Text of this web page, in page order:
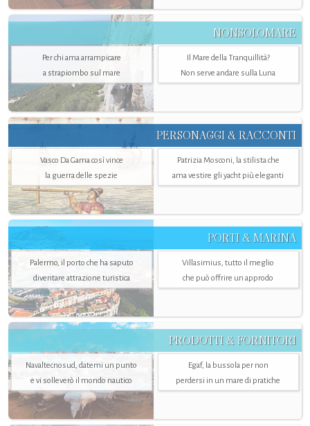
NONSOLOMARE
Per chi ama arrampicare
a strapiombo sul mare
Il Mare della Tranquillità?
Non serve andare sulla Luna
PERSONAGGI & RACCONTI
Vasco Da Gama così vince
la guerra delle spezie
Patrizia Mosconi, la stilista che
ama vestire gli yacht più eleganti
PORTI & MARINA
Palermo, il porto che ha saputo
diventare attrazione turistica
Villasimius, tutto il meglio
che può offrire un approdo
PRODOTTI & FORNITORI
Navaltecnosud, datemi un punto
e vi solleverò il mondo nautico
Egaf, la bussola per non
perdersi in un mare di pratiche